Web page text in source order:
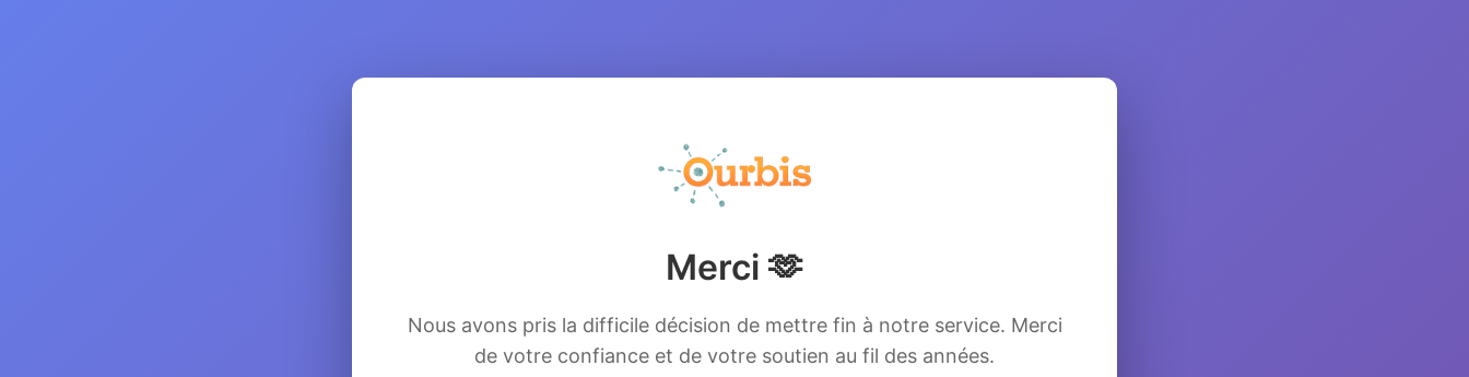
Merci 🫶
Nous avons pris la difficile décision de mettre fin à notre service. Merci
de votre confiance et de votre soutien au fil des années.